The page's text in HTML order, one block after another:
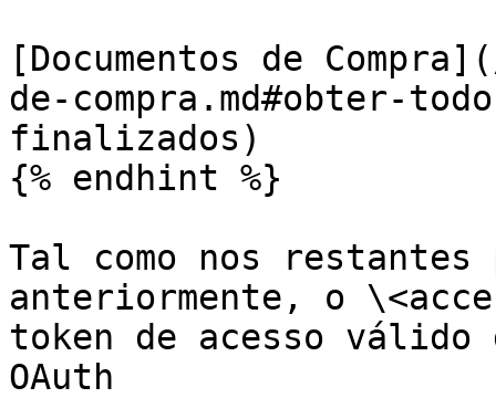
[Documentos de
de-compra.md#obter-
finalizados)
{% endhint %}
Tal como nos
anteriormente, o
token de acesso
OAuth